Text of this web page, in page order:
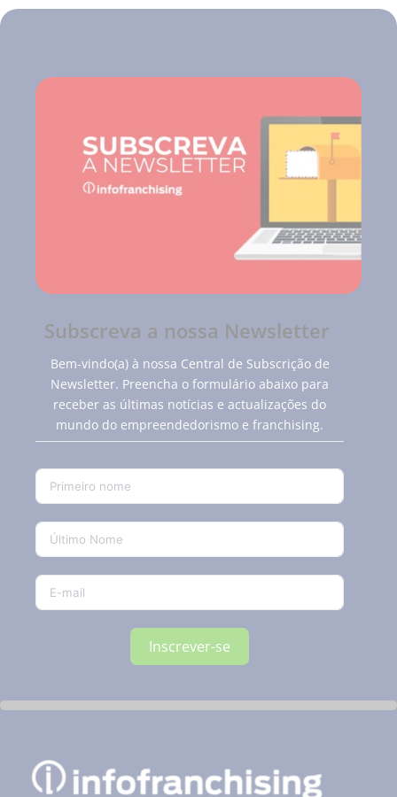
Subscreva a nossa Newsletter
Bem-vindo(a) à nossa Central de Subscrição de
Newsletter. Preencha o formulário abaixo para
receber as últimas notícias e actualizações do
mundo do empreendedorismo e franchising.
Inscrever-se